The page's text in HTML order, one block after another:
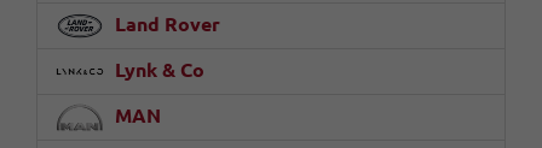
Land Rover
Lynk & Co
MAN